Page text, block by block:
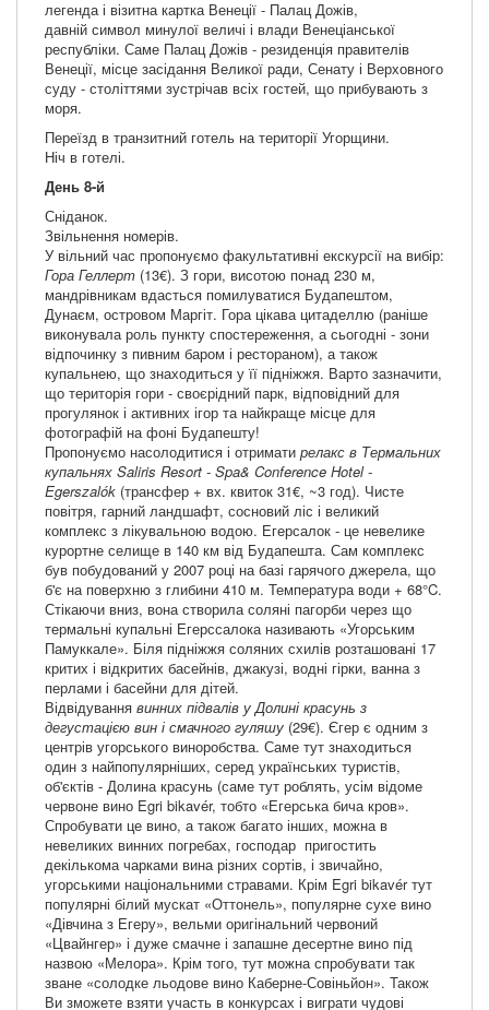
легенда і візитна картка Венеції - Палац Дожів,
давній символ минулої величі і влади Венеціанської
республіки. Саме Палац Дожів - резиденція правителів
Венеції, місце засідання Великої ради, Сенату і Верховного
суду - століттями зустрічав всіх гостей, що прибувають з
моря.
Переїзд в транзитний готель на території Угорщини.
Ніч в готелі.
День 8-й
Сніданок.
Звільнення номерів.
У вільний час пропонуємо факультативні екскурсії на вибір:
Гора Геллерт (13€). З гори, висотою понад 230 м,
мандрівникам вдасться помилуватися Будапештом,
Дунаєм, островом Маргіт. Гора цікава цитаделлю (раніше
виконувала роль пункту спостереження, а сьогодні - зони
відпочинку з пивним баром і рестораном), а також
купальнею, що знаходиться у її підніжжя. Варто зазначити,
що територія гори - своєрідний парк, відповідний для
прогулянок і активних ігор та найкраще місце для
фотографій на фоні Будапешту!
Пропонуємо насолодитися і отримати релакс в Термальних
купальнях Saliris Resort - Spa& Conference Hotel -
Egerszalók (трансфер + вх. квиток 31€, ~3 год). Чисте
повітря, гарний ландшафт, сосновий ліс і великий
комплекс з лікувальною водою. Егерсалок - це невелике
курортне селище в 140 км від Будапешта. Сам комплекс
був побудований у 2007 році на базі гарячого джерела, що
б'є на поверхню з глибини 410 м. Температура води + 68°C.
Стікаючи вниз, вона створила соляні пагорби через що
термальні купальні Егерссалока називають «Угорським
Памуккале». Біля підніжжя соляних схилів розташовані 17
критих і відкритих басейнів, джакузі, водні гірки, ванна з
перлами і басейни для дітей.
Відвідування винних підвалів у Долині красунь з
дегустацією вин і смачного гуляшу (29€). Єгер є одним з
центрів угорського виноробства. Саме тут знаходиться
один з найпопулярніших, серед українських туристів,
об'єктів - Долина красунь (саме тут роблять, усім відоме
червоне вино Egri bikavér, тобто «Егерська бича кров».
Спробувати це вино, а також багато інших, можна в
невеликих винних погребах, господар пригостить
декількома чарками вина різних сортів, і звичайно,
угорськими національними стравами. Крім Egri bikavér тут
популярні білий мускат «Оттонель», популярне сухе вино
«Дівчина з Егеру», вельми оригінальний червоний
«Цвайнгер» і дуже смачне і запашне десертне вино під
назвою «Мелора». Крім того, тут можна спробувати так
зване «солодке льодове вино Каберне-Совіньйон». Також
Ви зможете взяти участь в конкурсах і виграти чудові